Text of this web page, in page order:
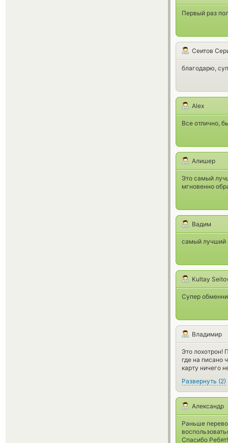
Первый раз
Сеитов
благодарю,
Alex
Все отлично,
Алишер
Это самый
мгновенно
Вадим
самый лучший
Kultay
Супер
Владимир
Это лохотрон!
где на писано
карту
Развернуть (2)
Александр
Раньше
Спасибо